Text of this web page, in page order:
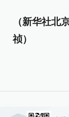
（新华社北
祯）